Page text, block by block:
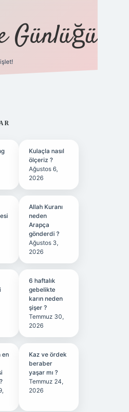
Günlüğü
Kulaçla nasıl
ölçeriz ?
Ağustos 6,
2026
Allah Kuranı
neden
Arapça
gönderdi ?
Ağustos 3,
2026
6 haftalık
gebelikte
karın neden
şişer ?
Temmuz 30,
2026
en
Kaz ve ördek
beraber
yaşar mı ?
Temmuz 24,
2026